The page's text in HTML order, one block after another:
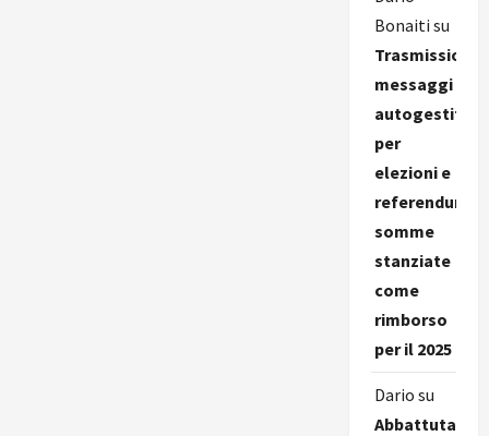
Bonaiti su
Trasmissione
messaggi
autogestiti
per
elezioni e
referendum,
somme
stanziate
come
rimborso
per il 2025
Dario su
Abbattuta